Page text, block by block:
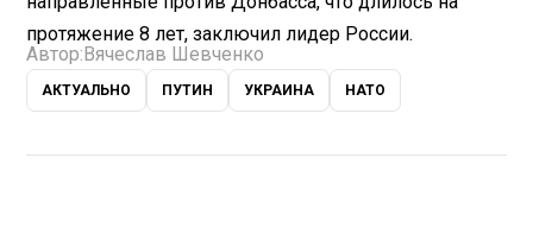
протяжение 8 лет, заключил лидер России.
Автор: Вячеслав Шевченко
АКТУАЛЬНО ПУТИН УКРАИНА НАТО